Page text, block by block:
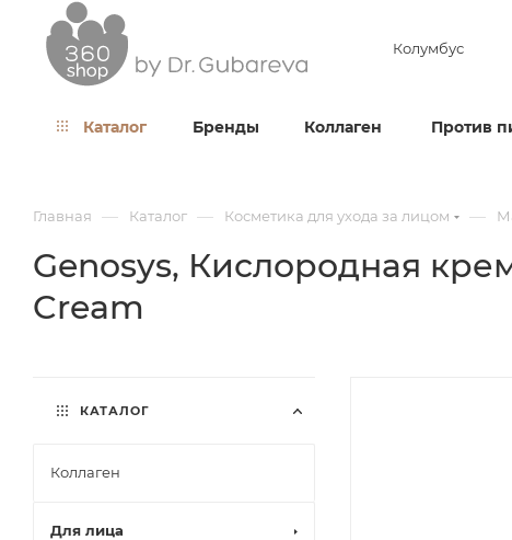
Колумбус
Каталог Бренды Коллаген Против
Главная — Каталог — Косметика для ухода за лицом —
Genosys, Кислородная
Cream
КАТАЛОГ
Коллаген
Для лица